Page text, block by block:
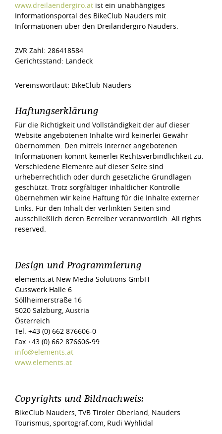
www.dreilaendergiro.at ist ein unabhängiges
Informationsportal des BikeClub Nauders mit
Informationen über den Dreiländergiro Nauders.
ZVR Zahl: 286418584
Gerichtsstand: Landeck
Vereinswortlaut: BikeClub Nauders
Haftungserklärung
Für die Richtigkeit und Vollständigkeit der auf dieser
Website angebotenen Inhalte wird keinerlei Gewähr
übernommen. Den mittels Internet angebotenen
Informationen kommt keinerlei Rechtsverbindlichkeit zu.
Verschiedene Elemente auf dieser Seite sind
urheberrechtlich oder durch gesetzliche Grundlagen
geschützt. Trotz sorgfältiger inhaltlicher Kontrolle
übernehmen wir keine Haftung für die Inhalte externer
Links. Für den Inhalt der verlinkten Seiten sind
ausschließlich deren Betreiber verantwortlich. All rights
reserved.
Design und Programmierung
elements.at New Media Solutions GmbH
Gusswerk Halle 6
Söllheimerstraße 16
5020 Salzburg, Austria
Österreich
Tel. +43 (0) 662 876606-0
Fax +43 (0) 662 876606-99
info@elements.at
www.elements.at
Copyrights und Bildnachweis:
BikeClub Nauders, TVB Tiroler Oberland, Nauders
Tourismus, sportograf.com, Rudi Wyhlidal